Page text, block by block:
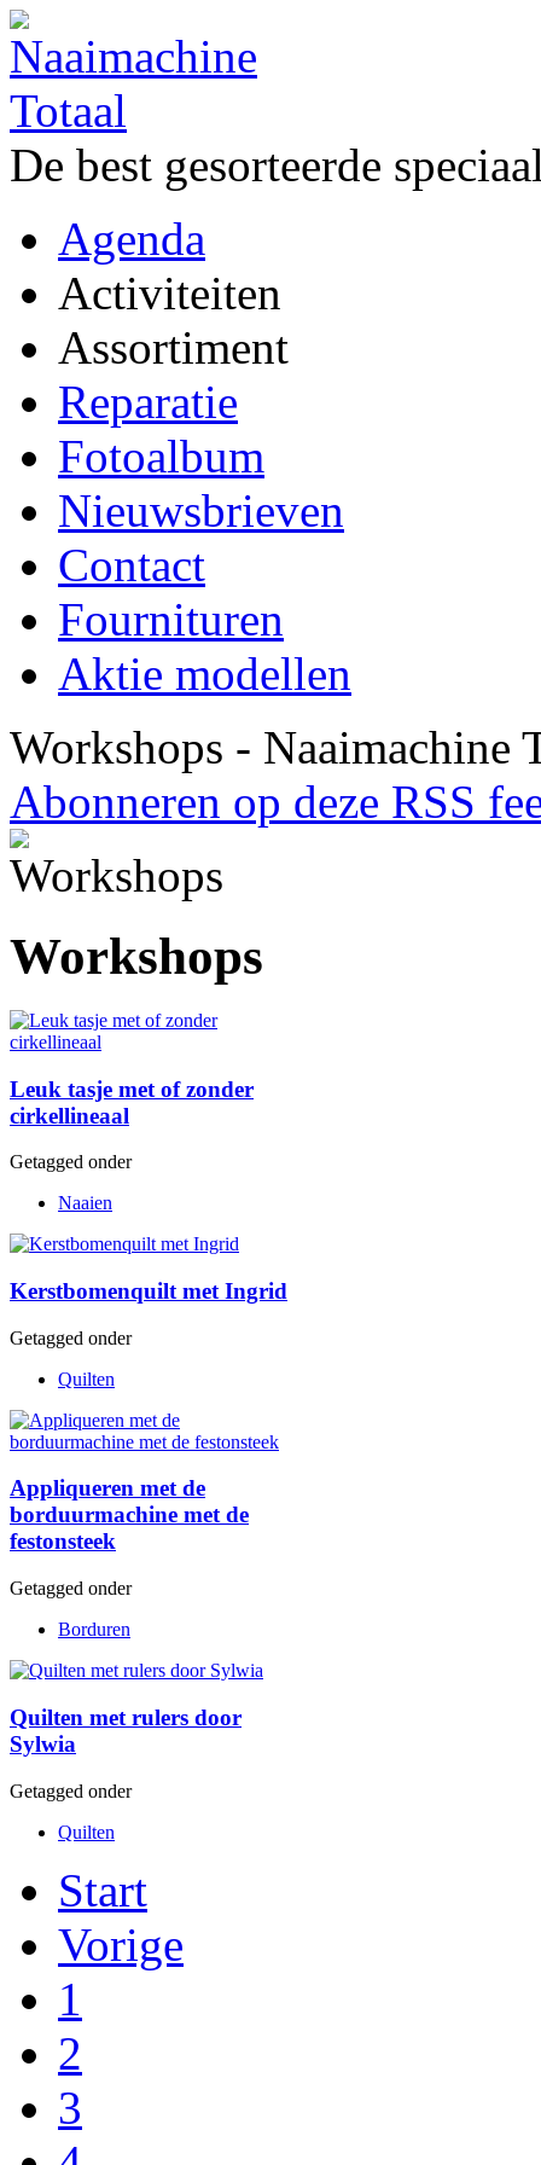
De best gesorteerde
Agenda
Activiteiten
Assortiment
Reparatie
Fotoalbum
Nieuwsbrieven
Contact
Fournituren
Aktie modellen
Workshops - Naaimachine
Abonneren op deze RSS
Workshops
Leuk tasje met of zonder
cirkellineaal
Getagged onder
Naaien
Kerstbomenquilt met Ingrid
Getagged onder
Quilten
Appliqueren met de
borduurmachine met de
festonsteek
Getagged onder
Borduren
Quilten met rulers door
Sylwia
Getagged onder
Quilten
Start
Vorige
1
2
3